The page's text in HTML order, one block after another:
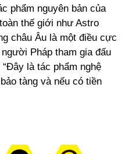
phẩm nguyên bản của
thế giới như Astro
châu Âu là một điều cực
Pháp tham gia đấu
là tác phẩm nghệ
tàng và nếu có tiền